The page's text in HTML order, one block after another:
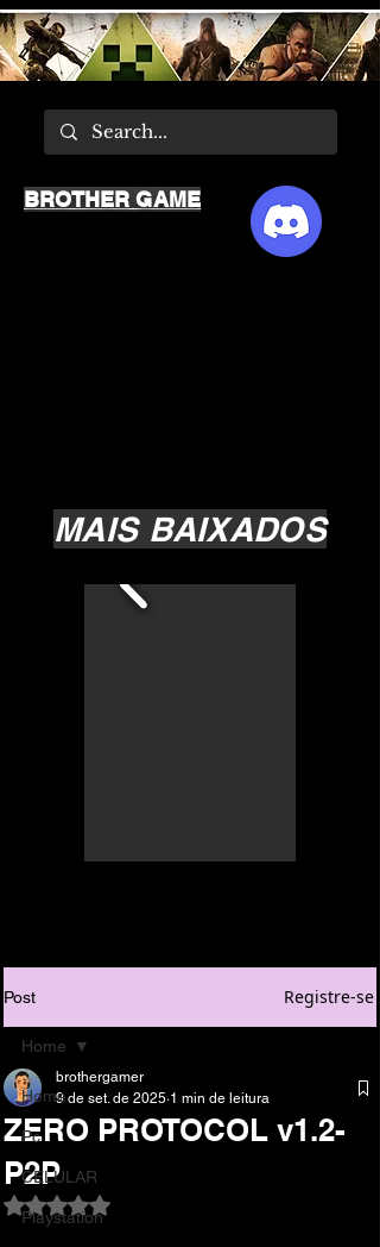
MAIS BAIXADOS
BROTHER GAME
Post Registre-se
Home
Pc
CELULAR
Playstation
Home
ZERO PROTOCOL v1.2-
P2P
brothergamer
9 de set. de 2025 1 min de leitura
Avaliado com NaN de 5 estrelas.